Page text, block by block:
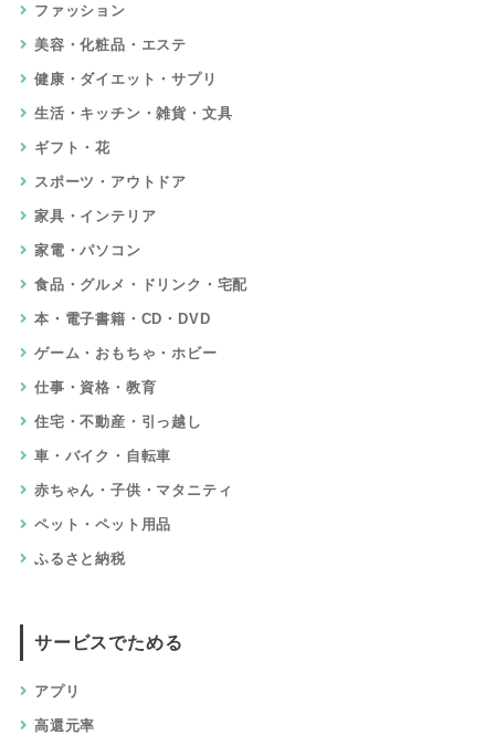
ファッション
美容・化粧品・エステ
健康・ダイエット・サプリ
生活・キッチン・雑貨・文具
ギフト・花
スポーツ・アウトドア
家具・インテリア
家電・パソコン
食品・グルメ・ドリンク・宅配
本・電子書籍・CD・DVD
ゲーム・おもちゃ・ホビー
仕事・資格・教育
住宅・不動産・引っ越し
車・バイク・自転車
赤ちゃん・子供・マタニティ
ペット・ペット用品
ふるさと納税
サービスでためる
アプリ
高還元率